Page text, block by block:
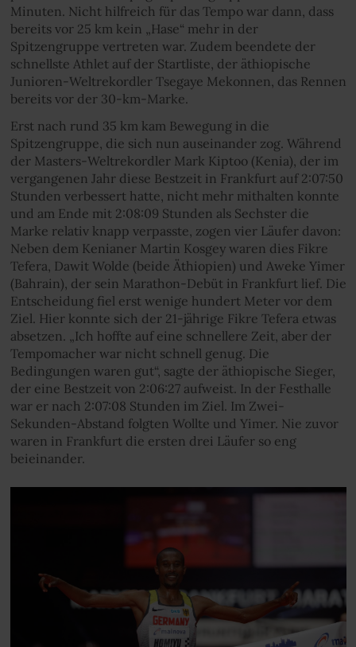
Minuten. Nicht hilfreich für das Tempo war dann, dass
bereits vor 25 km kein „Hase“ mehr in der
Spitzengruppe vertreten war. Zudem beendete der
schnellste Athlet auf der Startliste, der äthiopische
Junioren-Weltrekordler Tsegaye Mekonnen, das Rennen
bereits vor der 30-km-Marke.
Erst nach rund 35 km kam Bewegung in die
Spitzengruppe, die sich nun auseinander zog. Während
der Masters-Weltrekordler Mark Kiptoo (Kenia), der im
vergangenen Jahr diese Bestzeit in Frankfurt auf 2:07:50
Stunden verbessert hatte, nicht mehr mithalten konnte
und am Ende mit 2:08:09 Stunden als Sechster die
Marke relativ knapp verpasste, zogen vier Läufer davon:
Neben dem Kenianer Martin Kosgey waren dies Fikre
Tefera, Dawit Wolde (beide Äthiopien) und Aweke Yimer
(Bahrain), der sein Marathon-Debüt in Frankfurt lief. Die
Entscheidung fiel erst wenige hundert Meter vor dem
Ziel. Hier konnte sich der 21-jährige Fikre Tefera etwas
absetzen. „Ich hoffte auf eine schnellere Zeit, aber der
Tempomacher war nicht schnell genug. Die
Bedingungen waren gut“, sagte der äthiopische Sieger,
der eine Bestzeit von 2:06:27 aufweist. In der Festhalle
war er nach 2:07:08 Stunden im Ziel. Im Zwei-
Sekunden-Abstand folgten Wollte und Yimer. Nie zuvor
waren in Frankfurt die ersten drei Läufer so eng
beieinander.